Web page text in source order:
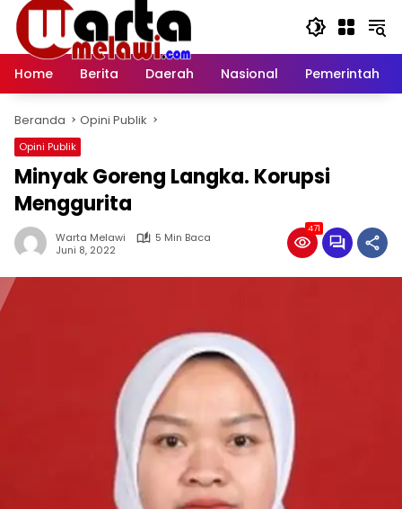
Langsung
konten
Home
Berita Daerah Nasional Pemerintah
Beranda Opini Publik
Opini Publik
Minyak Goreng Langka. Korupsi
Menggurita
Warta Melawi
5 Min Baca
Juni 8, 2022
471